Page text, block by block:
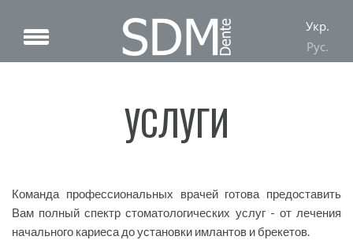
Укр.
Рус.
УСЛУГИ
Команда профессиональных врачей готова предоставить
Вам полный спектр стоматологических услуг - от лечения
начального кариеса до установки имлантов и брекетов.